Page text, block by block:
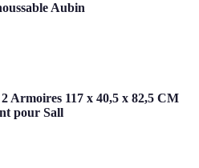
Aubin
Armoires 117 x 40,5 x 82,5 CM
pour Sall